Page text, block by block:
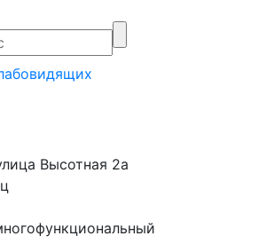
Высотная 2a